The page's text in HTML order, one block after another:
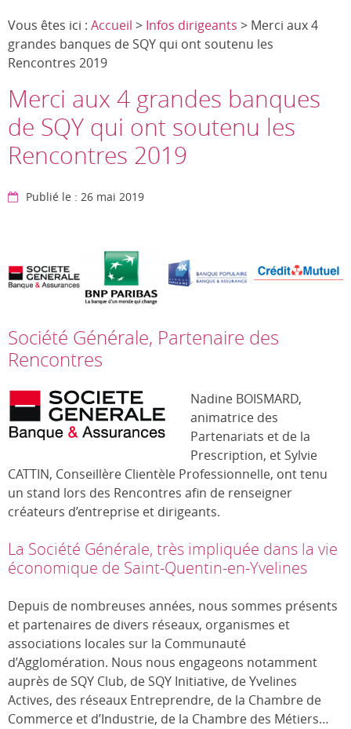
Vous êtes ici : Accueil > Infos dirigeants > Merci aux 4
grandes banques de SQY qui ont soutenu les
Rencontres 2019
Merci aux 4 grandes banques
de SQY qui ont soutenu les
Rencontres 2019
Publié le : 26 mai 2019
Société Générale, Partenaire des
Rencontres
Nadine BOISMARD,
animatrice des
Partenariats et de la
Prescription, et Sylvie
CATTIN, Conseillère Clientèle Professionnelle, ont tenu
un stand lors des Rencontres afin de renseigner
créateurs d’entreprise et dirigeants.
La Société Générale, très impliquée dans la vie
économique de Saint-Quentin-en-Yvelines
Depuis de nombreuses années, nous sommes présents
et partenaires de divers réseaux, organismes et
associations locales sur la Communauté
d’Agglomération. Nous nous engageons notamment
auprès de SQY Club, de SQY Initiative, de Yvelines
Actives, des réseaux Entreprendre, de la Chambre de
Commerce et d’Industrie, de la Chambre des Métiers…